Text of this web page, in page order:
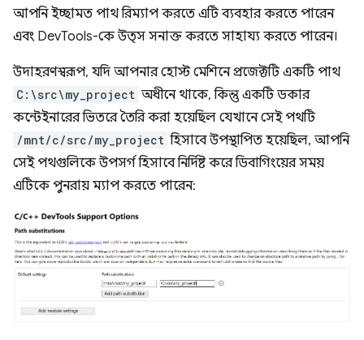
আপনি ইচ্ছামত পাথ রিম্যাপ করতে এটি ব্যবহার করতে পারেন
এবং DevTools-কে উত্স সনাক্ত করতে সাহায্য করতে পারেন।
উদাহরণস্বরূপ, যদি আপনার হোস্ট মেশিনে প্রজেক্টটি একটি পাথ
C:\src\my_project অধীনে থাকে, কিন্তু একটি ডকার
কন্টেইনারের ভিতরে তৈরি করা হয়েছিল যেখানে সেই পথটি
/mnt/c/src/my_project হিসাবে উপস্থাপিত হয়েছিল, আপনি
সেই পথগুলিকে উপসর্গ হিসাবে নির্দিষ্ট করে ডিবাগিংয়ের সময়
এটিকে পুনরায় ম্যাপ করতে পারেন: